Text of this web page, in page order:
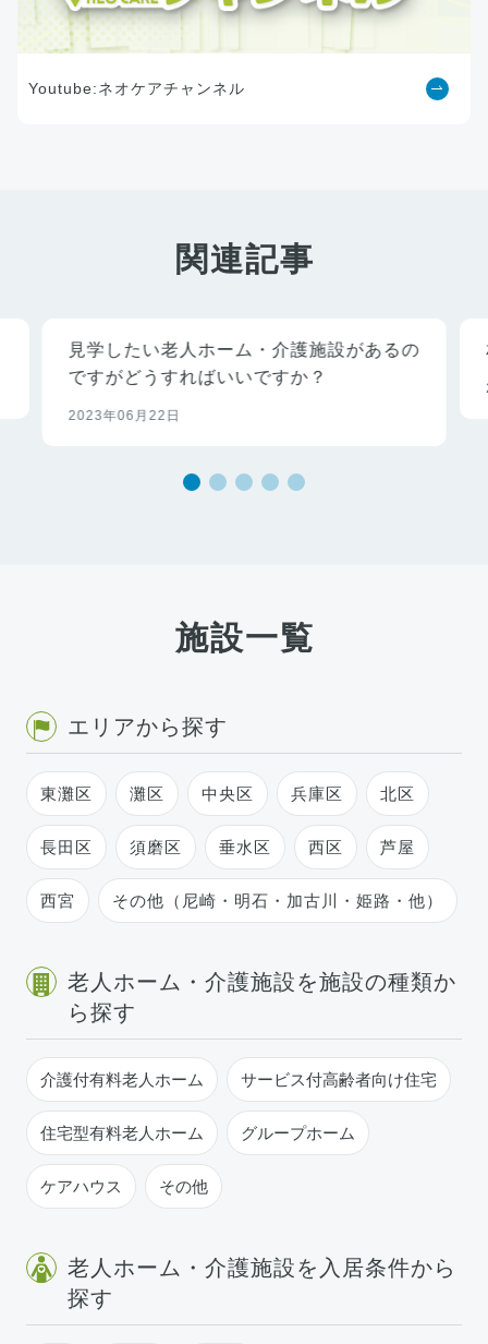
Youtube:ネオケアチャンネル
関連記事
見学したい老人ホーム・介護施設があるの
ですがどうすればいいですか？
2023年06月22日
施設一覧
エリアから探す
東灘区 灘区 中央区 兵庫区 北区
長田区 須磨区 垂水区 西区 芦屋
西宮 その他（尼崎・明石・加古川・姫路・他）
老人ホーム・介護施設を施設の種類か
ら探す
介護付有料老人ホーム サービス付高齢者向け住宅
住宅型有料老人ホーム グループホーム
ケアハウス その他
老人ホーム・介護施設を入居条件から
探す